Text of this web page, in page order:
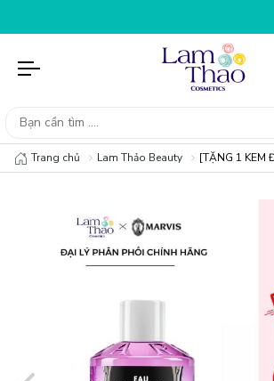
Trang chủ Lam Thảo Beauty [TẶNG 1 KEM